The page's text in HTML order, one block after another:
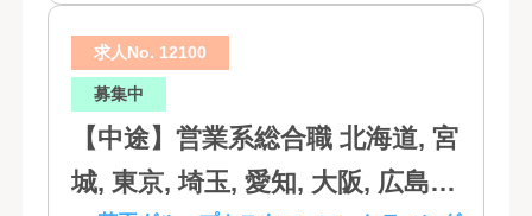
高知, 福岡, 長崎, 熊本, 鹿児島, 大
分, 宮崎, 佐賀, 沖縄
求人No. 12100
募集中
【中途】営業系総合職 北海道, 宮
城, 東京, 埼玉, 愛知, 大阪, 広島,